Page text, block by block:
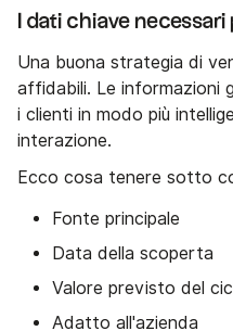
I dati chiave
Una buona strategia di
affidabili. Le informazioni
i clienti in modo più
interazione.
Ecco cosa tenere sotto
Fonte principale
Data della scoperta
Valore previsto del
Adatto all'azienda